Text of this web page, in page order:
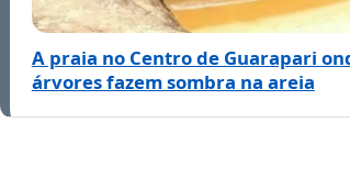
A praia no Centro de Guarapari
árvores fazem sombra na areia